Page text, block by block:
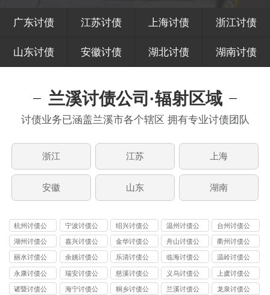
广东讨债 江苏讨债 上海讨债 浙江讨债
山东讨债 安徽讨债 湖北讨债 湖南讨债
兰溪讨债公司·辐射区域
讨债业务已涵盖兰溪市各个辖区 拥有专业讨债团队
浙江 江苏 上海
安徽 山东 湖南
杭州讨债公
司
宁波讨债公
司
绍兴讨债公
司
温州讨债公
司
台州讨债公
司
湖州讨债公
司
嘉兴讨债公
司
金华讨债公
司
舟山讨债公
司
衢州讨债公
司
丽水讨债公
司
余姚讨债公
司
乐清讨债公
司
临海讨债公
司
温岭讨债公
司
永康讨债公
司
瑞安讨债公
司
慈溪讨债公
司
义乌讨债公
司
上虞讨债公
司
诸暨讨债公
海宁讨债公
桐乡讨债公
兰溪讨债公
龙泉讨债公